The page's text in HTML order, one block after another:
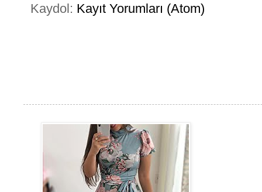
Kaydol: Kayıt Yorumları (Atom)